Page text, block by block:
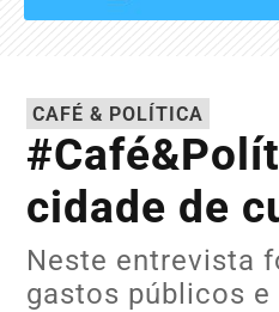
CAFÉ & POLÍTICA
cidade de
Neste entrevista
gastos públicos